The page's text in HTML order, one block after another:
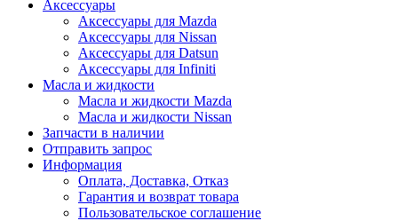
Аксессуары
Аксессуары для Mazda
Аксессуары для Nissan
Аксессуары для Datsun
Аксессуары для Infiniti
Масла и жидкости
Масла и жидкости Mazda
Масла и жидкости Nissan
Запчасти в наличии
Отправить запрос
Информация
Оплата, Доставка, Отказ
Гарантия и возврат товара
Пользовательское соглашение